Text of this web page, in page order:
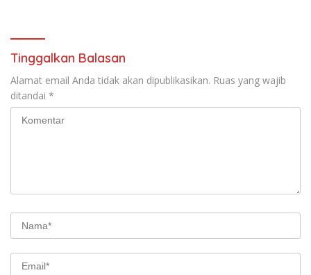
Tinggalkan Balasan
Alamat email Anda tidak akan dipublikasikan. Ruas yang wajib
ditandai *